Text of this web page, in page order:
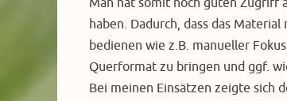
Man hat somit noch guten Zugriff
haben. Dadurch, dass das
bedienen wie z.B. manueller
Querformat zu bringen und ggf.
Bei meinen Einsätzen zeigte sich